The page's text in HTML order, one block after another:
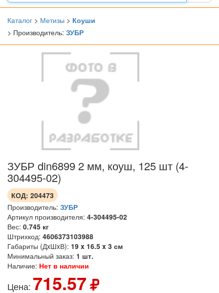
Каталог > Метизы > Коуши
> Производитель: ЗУБР
ЗУБР din6899 2 мм, коуш, 125 шт (4-
304495-02)
КОД: 204473
Производитель: ЗУБР
Артикул производителя: 4-304495-02
Вес: 0.745 кг
Штрихкод: 4606373103988
Габариты (ДxШxВ): 19 x 16.5 x 3 см
Минимальный заказ: 1 шт.
Наличие: Нет в наличии
Цена: 715.57